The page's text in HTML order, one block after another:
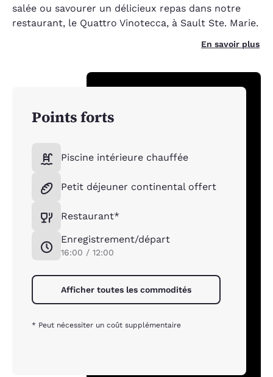
salée ou savourer un délicieux repas dans notre
restaurant, le Quattro Vinotecca, à Sault Ste. Marie.
En savoir plus
Points forts
Piscine intérieure chauffée
Petit déjeuner continental offert
Restaurant*
Enregistrement/départ
16:00 / 12:00
Afficher toutes les commodités
* Peut nécessiter un coût supplémentaire